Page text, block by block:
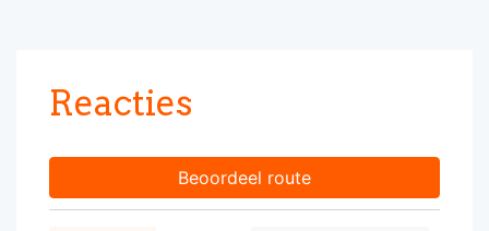
Reacties
Beoordeel route